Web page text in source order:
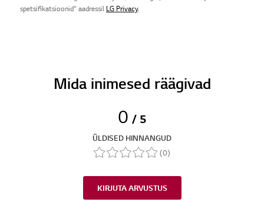
spetsifikatsioonid“ aadressil LG Privacy.
Mida inimesed räägivad
0 / 5
ÜLDISED HINNANGUD
(0)
KIRJUTA ARVUSTUS